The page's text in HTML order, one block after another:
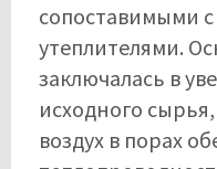
сопоставимыми
утеплителями.
заключалась в
исходного
воздух в порах